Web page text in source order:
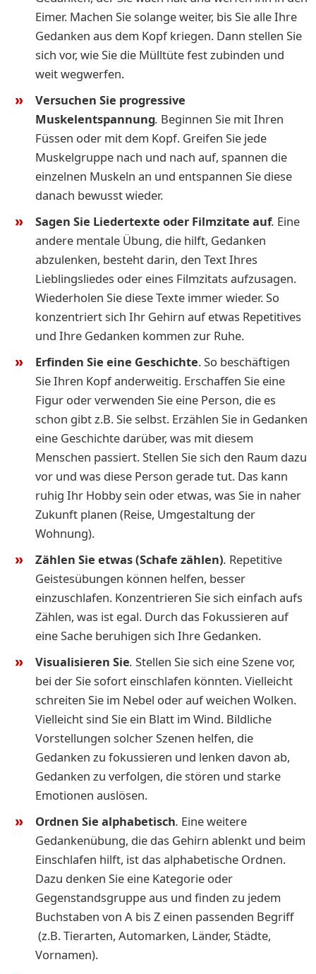
Eimer. Machen Sie solange weiter, bis Sie alle Ihre
Gedanken aus dem Kopf kriegen. Dann stellen Sie
sich vor, wie Sie die Mülltüte fest zubinden und
weit wegwerfen.
Versuchen Sie progressive
Muskelentspannung. Beginnen Sie mit Ihren
Füssen oder mit dem Kopf. Greifen Sie jede
Muskelgruppe nach und nach auf, spannen die
einzelnen Muskeln an und entspannen Sie diese
danach bewusst wieder.
Sagen Sie Liedertexte oder Filmzitate auf. Eine
andere mentale Übung, die hilft, Gedanken
abzulenken, besteht darin, den Text Ihres
Lieblingsliedes oder eines Filmzitats aufzusagen.
Wiederholen Sie diese Texte immer wieder. So
konzentriert sich Ihr Gehirn auf etwas Repetitives
und Ihre Gedanken kommen zur Ruhe.
Erfinden Sie eine Geschichte. So beschäftigen
Sie Ihren Kopf anderweitig. Erschaffen Sie eine
Figur oder verwenden Sie eine Person, die es
schon gibt z.B. Sie selbst. Erzählen Sie in Gedanken
eine Geschichte darüber, was mit diesem
Menschen passiert. Stellen Sie sich den Raum dazu
vor und was diese Person gerade tut. Das kann
ruhig Ihr Hobby sein oder etwas, was Sie in naher
Zukunft planen (Reise, Umgestaltung der
Wohnung).
Zählen Sie etwas (Schafe zählen). Repetitive
Geistesübungen können helfen, besser
einzuschlafen. Konzentrieren Sie sich einfach aufs
Zählen, was ist egal. Durch das Fokussieren auf
eine Sache beruhigen sich Ihre Gedanken.
Visualisieren Sie. Stellen Sie sich eine Szene vor,
bei der Sie sofort einschlafen könnten. Vielleicht
schreiten Sie im Nebel oder auf weichen Wolken.
Vielleicht sind Sie ein Blatt im Wind. Bildliche
Vorstellungen solcher Szenen helfen, die
Gedanken zu fokussieren und lenken davon ab,
Gedanken zu verfolgen, die stören und starke
Emotionen auslösen.
Ordnen Sie alphabetisch. Eine weitere
Gedankenübung, die das Gehirn ablenkt und beim
Einschlafen hilft, ist das alphabetische Ordnen.
Dazu denken Sie eine Kategorie oder
Gegenstandsgruppe aus und finden zu jedem
Buchstaben von A bis Z einen passenden Begriff
(z.B. Tierarten, Automarken, Länder, Städte,
Vornamen).